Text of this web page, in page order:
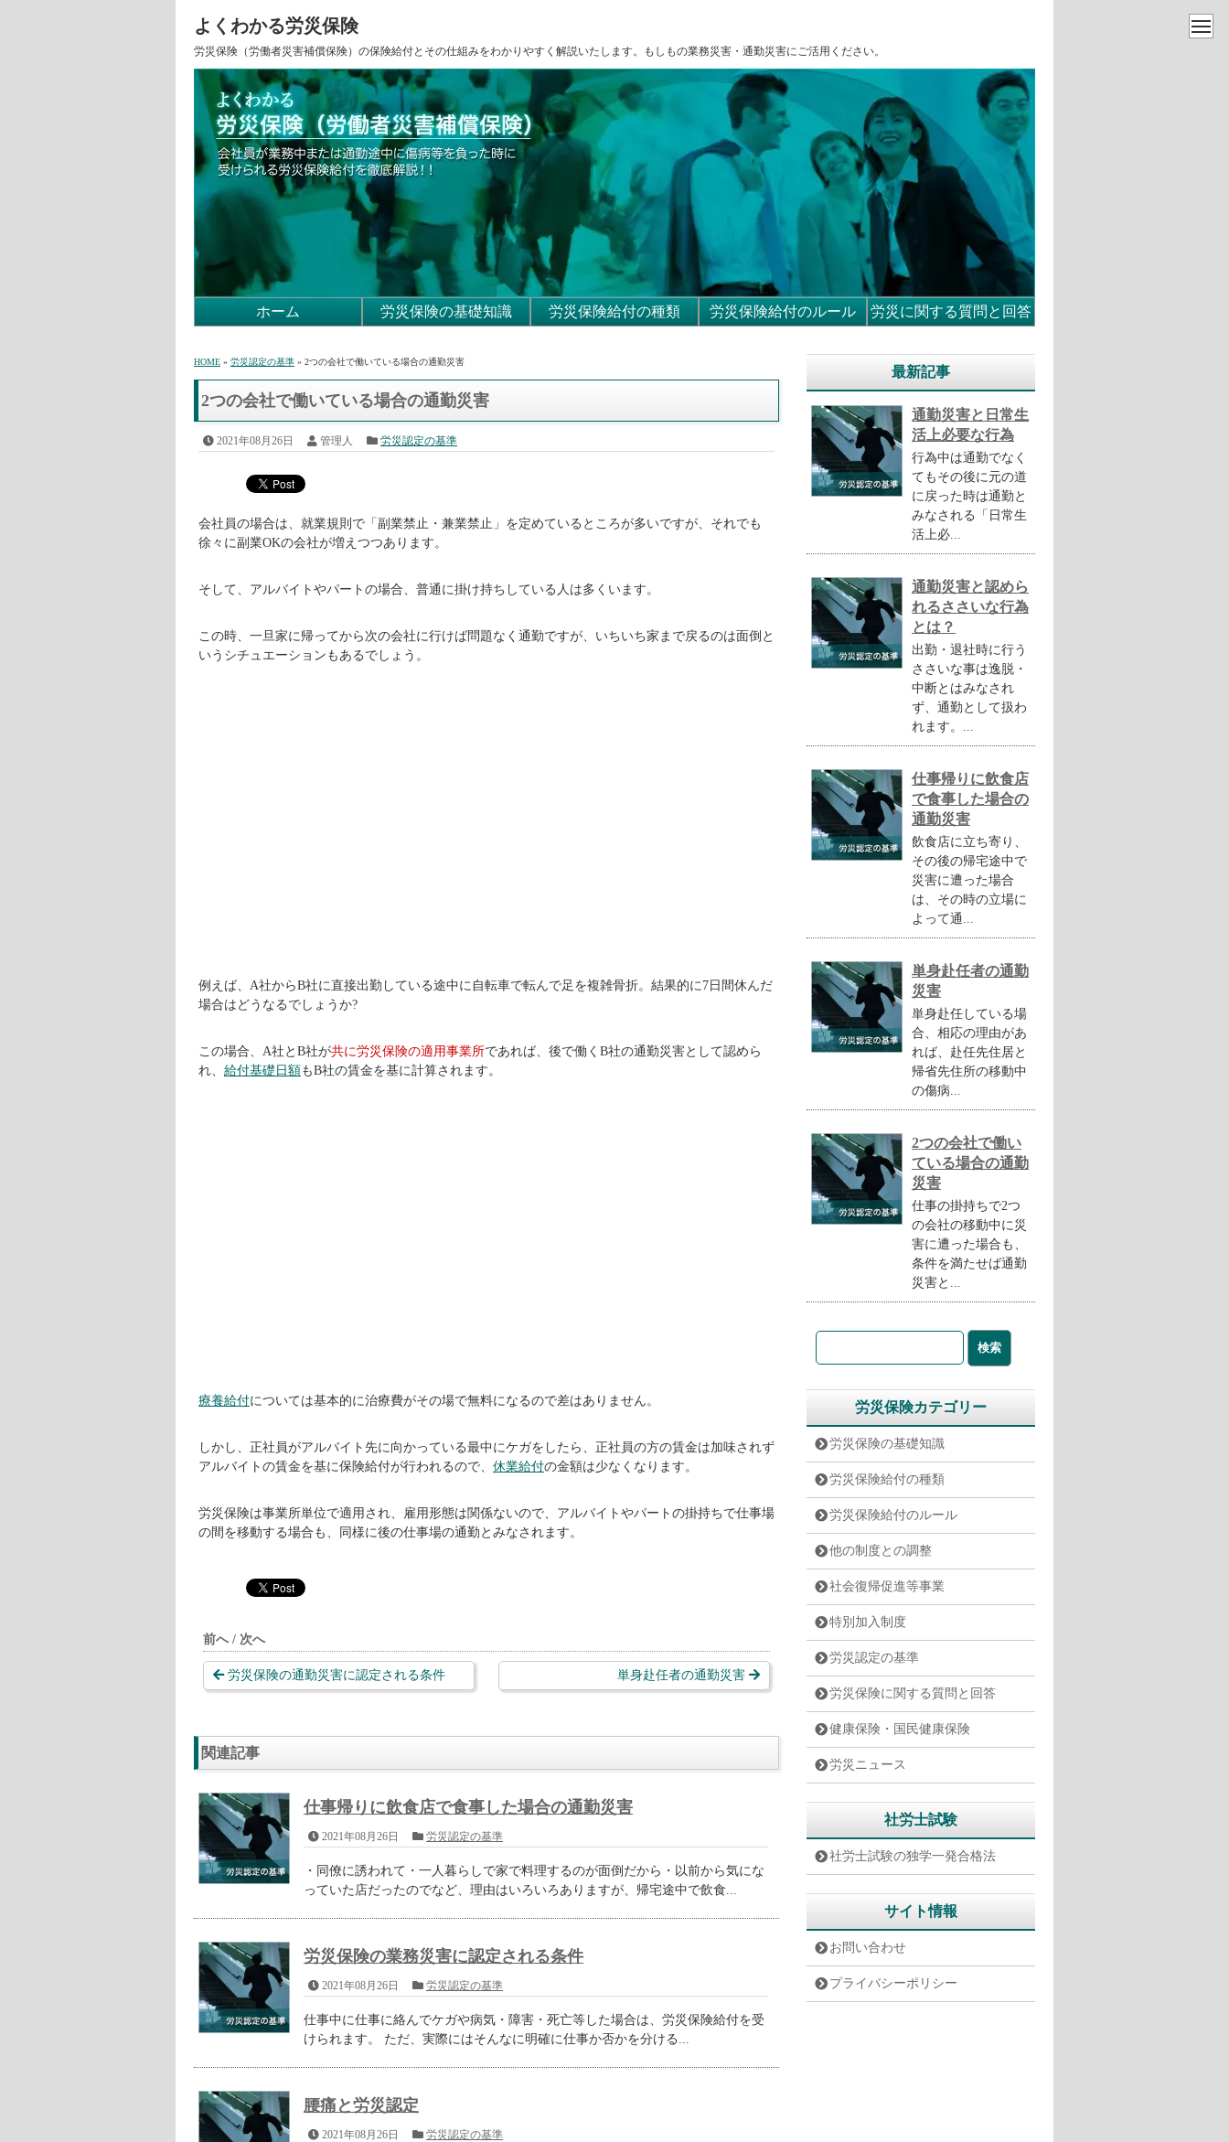
よくわかる労災保険
労災保険（労働者災害補償保険）の保険給付とその仕組みをわかりやすく解説いたします。もしもの業務災害・通勤災害にご活用ください。
ホーム 労災保険の基礎知識 労災保険給付の種類 労災保険給付のルール 労災に関する質問と回答
HOME » 労災認定の基準 » 2つの会社で働いている場合の通勤災害
2つの会社で働いている場合の通勤災害
2021年08月26日 管理人 労災認定の基準
会社員の場合は、就業規則で「副業禁止・兼業禁止」を定めているところが多いですが、それでも
徐々に副業OKの会社が増えつつあります。
そして、アルバイトやパートの場合、普通に掛け持ちしている人は多くいます。
この時、一旦家に帰ってから次の会社に行けば問題なく通勤ですが、いちいち家まで戻るのは面倒と
いうシチュエーションもあるでしょう。
例えば、A社からB社に直接出勤している途中に自転車で転んで足を複雑骨折。結果的に7日間休んだ
場合はどうなるでしょうか?
この場合、A社とB社が共に労災保険の適用事業所であれば、後で働くB社の通勤災害として認めら
れ、 給付基礎日額もB社の賃金を基に計算されます。
療養給付については基本的に治療費がその場で無料になるので差はありません。
しかし、正社員がアルバイト先に向かっている最中にケガをしたら、正社員の方の賃金は加味されず
アルバイトの賃金を基に保険給付が行われるので、 休業給付の金額は少なくなります。
労災保険は事業所単位で適用され、雇用形態は関係ないので、アルバイトやパートの掛持ちで仕事場
の間を移動する場合も、同様に後の仕事場の通勤とみなされます。
前へ / 次へ
労災保険の通勤災害に認定される条件 単身赴任者の通勤災害
関連記事
仕事帰りに飲食店で食事した場合の通勤災害
2021年08月26日 労災認定の基準
・同僚に誘われて・一人暮らしで家で料理するのが面倒だから・以前から気にな
っていた店だったのでなど、理由はいろいろありますが、帰宅途中で飲食...
労災保険の業務災害に認定される条件
2021年08月26日 労災認定の基準
仕事中に仕事に絡んでケガや病気・障害・死亡等した場合は、労災保険給付を受
けられます。 ただ、実際にはそんなに明確に仕事か否かを分ける...
腰痛と労災認定
2021年08月26日 労災認定の基準
最新記事
通勤災害と日常生
活上必要な行為
行為中は通勤でなく
てもその後に元の道
に戻った時は通勤と
みなされる「日常生
活上必...
通勤災害と認めら
れるささいな行為
とは？
出勤・退社時に行う
ささいな事は逸脱・
中断とはみなされ
ず、通勤として扱わ
れます。...
仕事帰りに飲食店
で食事した場合の
通勤災害
飲食店に立ち寄り、
その後の帰宅途中で
災害に遭った場合
は、その時の立場に
よって通...
単身赴任者の通勤
災害
単身赴任している場
合、相応の理由があ
れば、赴任先住居と
帰省先住所の移動中
の傷病...
2つの会社で働い
ている場合の通勤
災害
仕事の掛持ちで2つ
の会社の移動中に災
害に遭った場合も、
条件を満たせば通勤
災害と...
労災保険カテゴリー
労災保険の基礎知識
労災保険給付の種類
労災保険給付のルール
他の制度との調整
社会復帰促進等事業
特別加入制度
労災認定の基準
労災保険に関する質問と回答
健康保険・国民健康保険
労災ニュース
社労士試験
社労士試験の独学一発合格法
サイト情報
お問い合わせ
プライバシーポリシー